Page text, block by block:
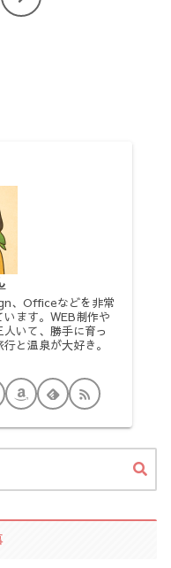
、Officeなどを非常
ます。WEB制作や
いて、勝手に育っ
と温泉が大好き。